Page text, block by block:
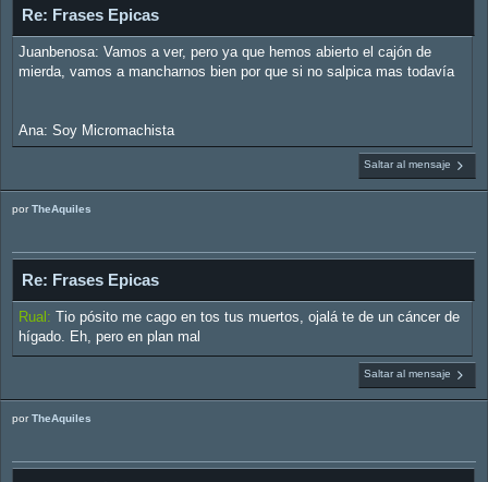
Re: Frases Epicas
Juanbenosa: Vamos a ver, pero ya que hemos abierto el cajón de
mierda, vamos a mancharnos bien por que si no salpica mas todavía
Ana: Soy Micromachista
Saltar al mensaje
porTheAquiles
Re: Frases Epicas
Rual: Tio pósito me cago en tos tus muertos, ojalá te de un cáncer de
hígado. Eh, pero en plan mal
Saltar al mensaje
porTheAquiles